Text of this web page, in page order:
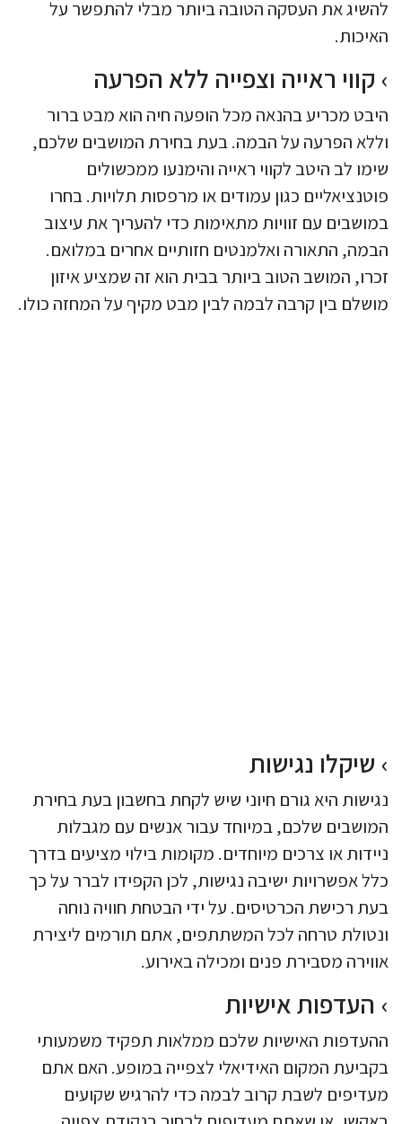
להשיג את העסקה הטובה ביותר מבלי להתפשר על
האיכות.
קווי ראייה וצפייה ללא הפרעה
היבט מכריע בהנאה מכל הופעה חיה הוא מבט ברור
וללא הפרעה על הבמה. בעת בחירת המושבים שלכם,
שימו לב היטב לקווי ראייה והימנעו ממכשולים
פוטנציאליים כגון עמודים או מרפסות תלויות. בחרו
במושבים עם זוויות מתאימות כדי להעריך את עיצוב
הבמה, התאורה ואלמנטים חזותיים אחרים במלואם.
זכרו, המושב הטוב ביותר בבית הוא זה שמציע איזון
מושלם בין קרבה לבמה לבין מבט מקיף על המחזה כולו.
שיקלו נגישות
נגישות היא גורם חיוני שיש לקחת בחשבון בעת בחירת
המושבים שלכם, במיוחד עבור אנשים עם מגבלות
ניידות או צרכים מיוחדים. מקומות בילוי מציעים בדרך
כלל אפשרויות ישיבה נגישות, לכן הקפידו לברר על כך
בעת רכישת הכרטיסים. על ידי הבטחת חוויה נוחה
ונטולת טרחה לכל המשתתפים, אתם תורמים ליצירת
אווירה מסבירת פנים ומכילה באירוע.
העדפות אישיות
ההעדפות האישיות שלכם ממלאות תפקיד משמעותי
בקביעת המקום האידיאלי לצפייה במופע. האם אתם
מעדיפים לשבת קרוב לבמה כדי להרגיש שקועים